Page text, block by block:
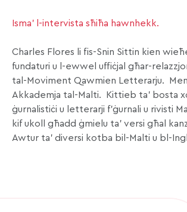
Isma’ l-intervista sħiħa hawnhekk.
Charles Flores li fis-Snin Sittin kien
fundaturi u l-ewwel uffiċjal għar-
tal-Moviment Qawmien Letterarju.
Akkademja tal-Malti. Kittieb ta’ bosta
ġurnalistiċi u letterarji f’ġurnali u rivisti
kif ukoll għadd ġmielu ta’ versi għal
Awtur ta’ diversi kotba bil-Malti u bl-